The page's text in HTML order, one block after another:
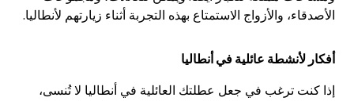
الأصدقاء، والأزواج الاستمتاع بهذه التجربة أثناء زيارتهم لأنطاليا.
أفكار لأنشطة عائلية في أنطاليا
إذا كنت ترغب في جعل عطلتك العائلية في أنطاليا لا تُنسى،